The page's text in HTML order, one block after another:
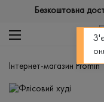
Безкоштовна
Інтернет-магазин Promin